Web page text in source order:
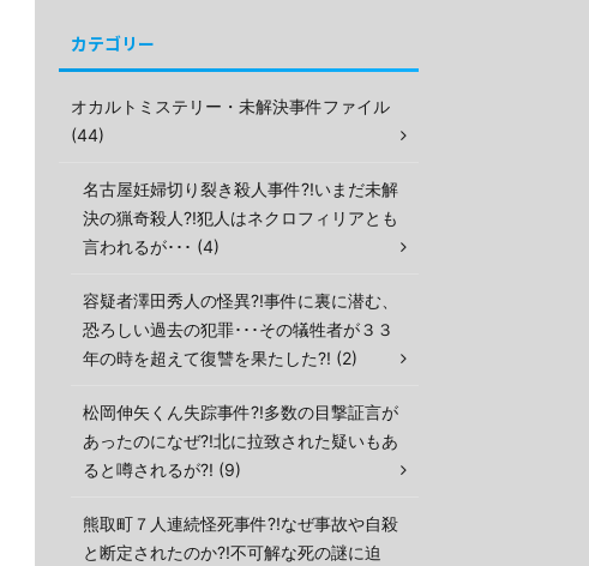
カテゴリー
オカルトミステリー・未解決事件ファイル
(44)
名古屋妊婦切り裂き殺人事件?!いまだ未解
決の猟奇殺人?!犯人はネクロフィリアとも
言われるが･･･ (4)
容疑者澤田秀人の怪異?!事件に裏に潜む、
恐ろしい過去の犯罪･･･その犠牲者が３３
年の時を超えて復讐を果たした?! (2)
松岡伸矢くん失踪事件?!多数の目撃証言が
あったのになぜ?!北に拉致された疑いもあ
ると噂されるが?! (9)
熊取町７人連続怪死事件?!なぜ事故や自殺
と断定されたのか?!不可解な死の謎に迫